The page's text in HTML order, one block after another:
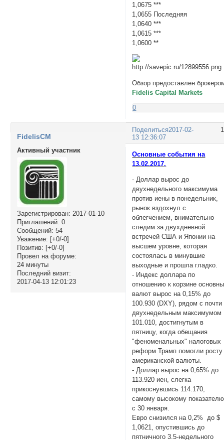
1,0675 ***
1,0655 Последняя
1,0640 ***
1,0615 ***
1,0600 **
Обзор предоставлен
Fidelis Capital Markets
0
Поделиться2017-02-
13 12:36:07
FidelisCM
Активный участник
Зарегистрирован: 2017-01-10
Приглашений: 0
Сообщений: 54
Уважение: [+0/-0]
Позитив: [+0/-0]
Провел на форуме:
24 минуты
Последний визит:
2017-04-13 12:01:23
Основные события на
13.02.2017.
- Доллар вырос до
двухнедельного максимума
против иены в понедельник,
рынок вздохнул с
облегчением, внимательно
следим за двухдневной
встречей США и Японии на
высшем уровне, которая
состоялась в минувшие
выходные и прошла гладко.
- Индекс доллара по
отношению к корзине
валют вырос на 0,15% до
100.930 (DXY), рядом с почти
двухнедельным максимумом
101.010, достигнутым в
пятницу, когда обещания
"феноменальных" налоговых
реформ Трамп помогли росту
американской валюты.
- Доллар вырос на 0,65% до
113.920 иен, слегка
прикоснувшись 114.170,
самому высокому показателю
с 30 января.
Евро снизился на 0,2% до $
1,0621, опустившись до
пятничного 3.5-недельного